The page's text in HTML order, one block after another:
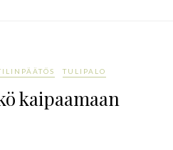
TULIPALO
kaipaamaan